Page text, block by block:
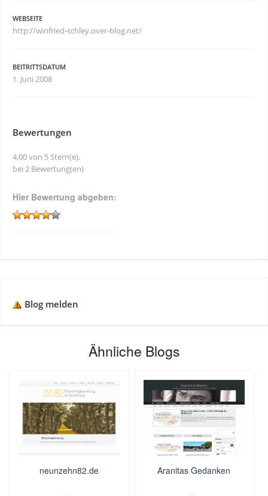
WEBSEITE
http://winfried-schley.over-blog.net/
BEITRITTSDATUM
1. Juni 2008
Bewertungen
4,00 von 5 Stern(e),
bei 2 Bewertung(en)
Hier Bewertung abgeben:
Blog melden
Ähnliche Blogs
neunzehn82.de Aranitas Gedanken